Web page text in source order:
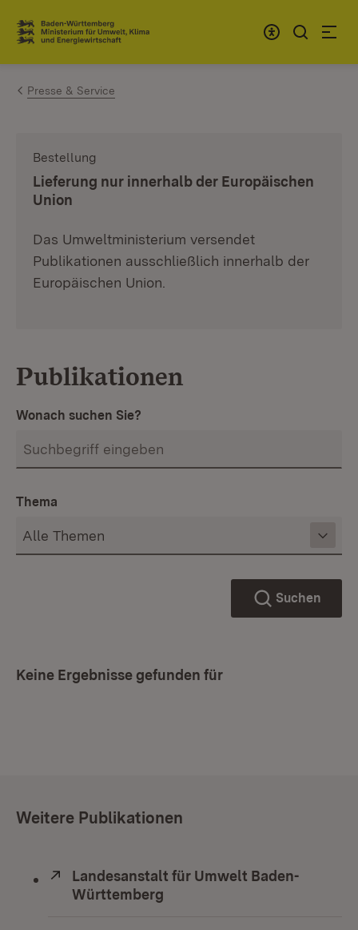
Zum Inhalt springen
Link zur Startseite
Presse & Service
Bestellung
Lieferung nur innerhalb der Europäischen
Union
Das Umweltministerium versendet
Publikationen ausschließlich innerhalb der
Europäischen Union.
Publikationen
Wonach suchen Sie?
Thema
Suchen
Keine Ergebnisse gefunden für
Weitere Publikationen
Extern:
Landesanstalt für Umwelt Baden-
Württemberg